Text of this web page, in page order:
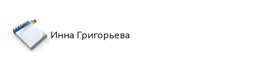
Инна Григорьева